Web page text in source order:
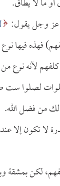
عز وجل يقول:
لأنه نوع
لصلوا
من فضل الله.
لا تكون إلا
لكن